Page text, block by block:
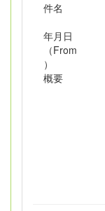
件名
年月日
（From
）
概要